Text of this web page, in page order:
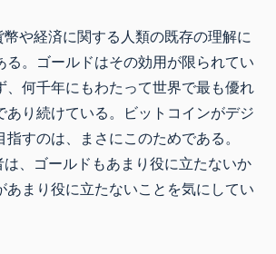
や経済に関する人類の既存の理解に
る。ゴールドはその効用が限られてい
、何千年にもわたって世界で最も優れ
あり続けている。ビットコインがデジ
すのは、まさにこのためである。
、ゴールドもあまり役に立たないか
あまり役に立たないことを気にしてい